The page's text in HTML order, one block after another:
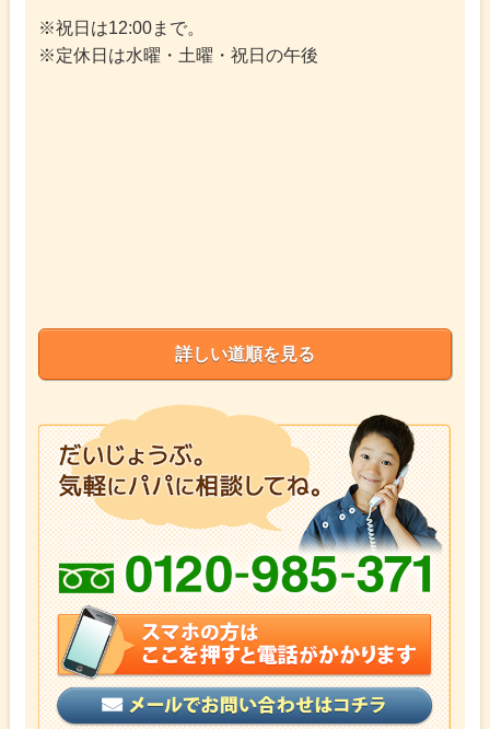
※祝日は12:00まで。
※定休日は水曜・土曜・祝日の午後
詳しい道順を見る